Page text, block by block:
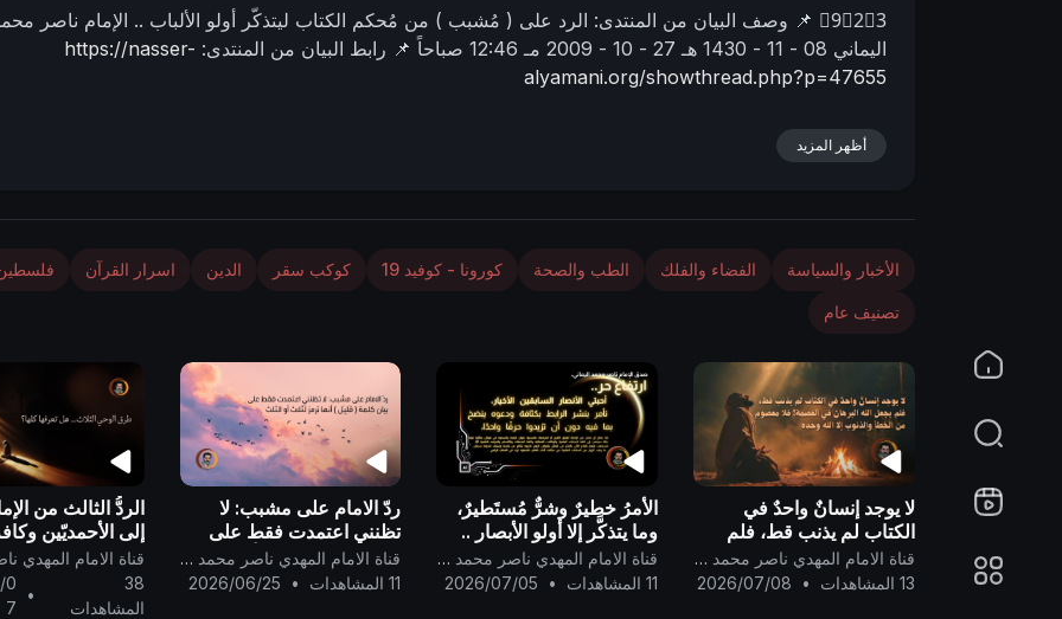
e
e
9⃣2⃣3⃣ 📌 وصف البیان من المنتدى: الرد على ( مُشبب ) من مُحكم الكتاب ليتذكّر أولو الألباب .. الإمام ناصر
اليماني 08 - 11 - 1430 هـ 27 - 10 - 2009 مـ 12:46 صباحاً 📌 رابط البيان من المنتدى: https://nasser-
alyamani.org/showthread.php?p=47655
أظهر المزيد
الأخبار والسياسة الفضاء والفلك الطب والصحة كورونا - كوفيد 19 كوكب سقر الدين اسرار القرآن
تصنيف عام
لا يوجد إنسانٌ واحدٌ في
الكتاب لم يذنب قط، فلم
يجعل الله البرهانَ في
العصمة! فلا معصوم من
قناة الامام المهدي ناصر محمد اليماني
13 المشاهدات
•
2026/07/08
الأمرُ خطيرٌ وشرٌّ مُستَطيرٌ،
وما يتذكَّر إلا أولو الأبصار ..
قناة الامام المهدي ناصر محمد اليماني
11 المشاهدات
•
2026/07/05
ردّ الامام على مشبب: لا
تظنني اعتمدت فقط على
بيان كلمة { قَلِيْل } أنها ترمز
لثلاث أو الثلث..
قناة الامام المهدي ناصر محمد اليماني
11 المشاهدات
•
2026/06/25
الردُّ الثالث من
إلى الأحمديّين
المسلمين
أجمعين ..
38
المشاهدات
•
0
7